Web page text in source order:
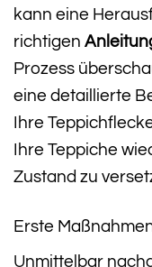
kann eine
richtigen
Prozess
eine detaillierte
Ihre
Ihre Teppiche
Zustand zu
Erste
Unmittelbar